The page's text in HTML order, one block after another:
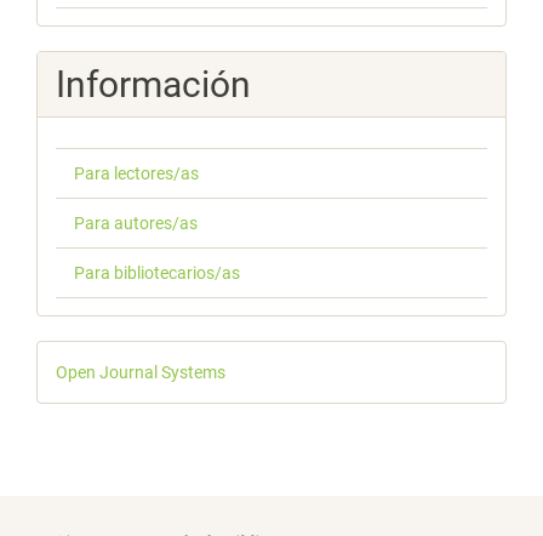
Información
Para lectores/as
Para autores/as
Para bibliotecarios/as
Desarrollado
por
Open Journal Systems